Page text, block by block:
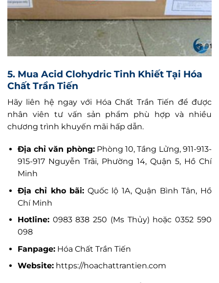
5. Mua Acid Clohydric Tinh Khiết Tại Hóa
Chất Trần Tiến
Hãy liên hệ ngay với Hóa Chất Trần Tiến để được
nhân viên tư vấn sản phẩm phù hợp và nhiều
chương trình khuyến mãi hấp dẫn.
Địa chỉ văn phòng:Phòng 10, Tầng Lửng, 911-913-
915-917 Nguyễn Trãi, Phường 14, Quận 5, Hồ Chí
Minh
Địa chỉ kho bãi: Quốc lộ 1A, Quận Bình Tân, Hồ
Chí Minh
Hotline:0983 838 250 (Ms Thủy) hoặc 0352 590
098
Fanpage:Hóa Chất Trần Tiến
Website:https://hoachattrantien.com